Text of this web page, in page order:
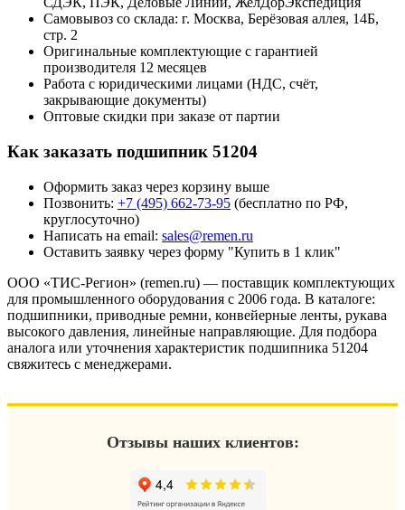
Самовывоз со склада: г. Москва, Берёзовая аллея, 14Б,
стр. 2
Оригинальные комплектующие с гарантией
производителя 12 месяцев
Работа с юридическими лицами (НДС, счёт,
закрывающие документы)
Оптовые скидки при заказе от партии
Как заказать подшипник 51204
Оформить заказ через корзину выше
Позвонить: +7 (495) 662-73-95 (бесплатно по РФ,
круглосуточно)
Написать на email: sales@remen.ru
Оставить заявку через форму "Купить в 1 клик"
ООО «ТИС-Регион» (remen.ru) — поставщик комплектующих
для промышленного оборудования с 2006 года. В каталоге:
подшипники, приводные ремни, конвейерные ленты, рукава
высокого давления, линейные направляющие. Для подбора
аналога или уточнения характеристик подшипника 51204
свяжитесь с менеджерами.
Отзывы наших клиентов: